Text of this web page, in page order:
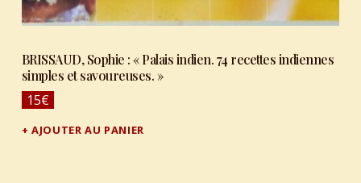
BRISSAUD, Sophie : « Palais indien. 74 recettes indiennes
simples et savoureuses. »
15€
AJOUTER AU PANIER